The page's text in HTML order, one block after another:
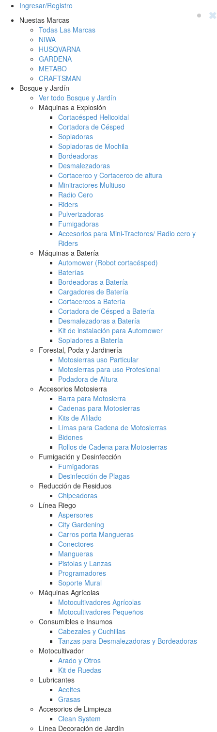
Ingresar/Registro
✖
Nuestas Marcas
Todas Las Marcas
NIWA
HUSQVARNA
GARDENA
METABO
CRAFTSMAN
Bosque y Jardín
Ver todo Bosque y Jardín
Máquinas a Explosión
Cortacésped Helicoidal
Cortadora de Césped
Sopladoras
Sopladoras de Mochila
Bordeadoras
Desmalezadoras
Cortacerco y Cortacerco de altura
Minitractores Multiuso
Radio Cero
Riders
Pulverizadoras
Fumigadoras
Accesorios para Mini-Tractores/ Radio cero y
Riders
Máquinas a Batería
Automower (Robot cortacésped)
Baterías
Bordeadoras a Batería
Cargadores de Batería
Cortacercos a Batería
Cortadora de Césped a Batería
Desmalezadoras a Batería
Kit de instalación para Automower
Sopladores a Batería
Forestal, Poda y Jardinería
Motosierras uso Particular
Motosierras para uso Profesional
Podadora de Altura
Accesorios Motosierra
Barra para Motosierra
Cadenas para Motosierras
Kits de Afilado
Limas para Cadena de Motosierras
Bidones
Rollos de Cadena para Motosierras
Fumigación y Desinfección
Fumigadoras
Desinfección de Plagas
Reducción de Residuos
Chipeadoras
Línea Riego
Aspersores
City Gardening
Carros porta Mangueras
Conectores
Mangueras
Pistolas y Lanzas
Programadores
Soporte Mural
Máquinas Agrícolas
Motocultivadores Agrícolas
Motocultivadores Pequeños
Consumibles e Insumos
Cabezales y Cuchillas
Tanzas para Desmalezadoras y Bordeadoras
Motocultivador
Arado y Otros
Kit de Ruedas
Lubricantes
Aceites
Grasas
Accesorios de Limpieza
Clean System
Línea Decoración de Jardín